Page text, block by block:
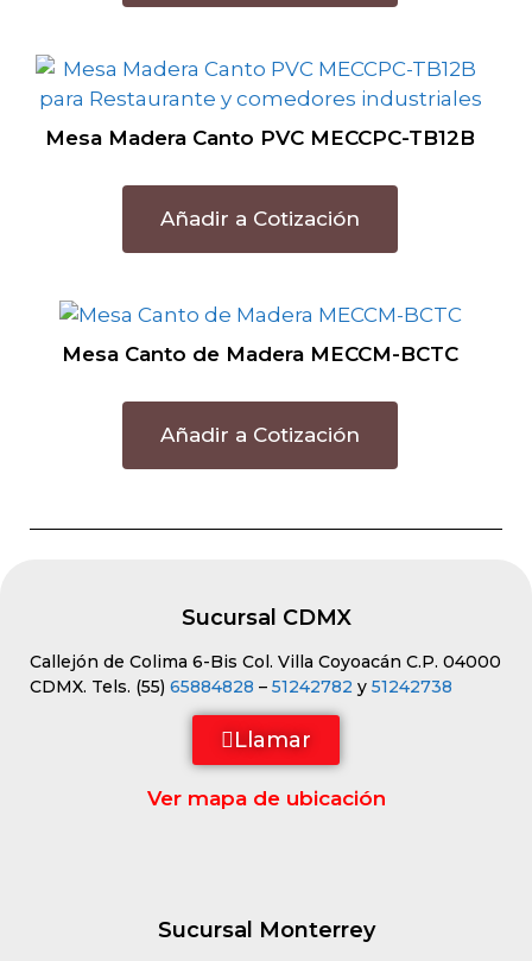
Mesa Madera Canto PVC MECCPC-TB12B
Añadir a Cotización
Mesa Canto de Madera MECCM-BCTC
Añadir a Cotización
Sucursal CDMX
Callejón de Colima 6-Bis Col. Villa Coyoacán C.P. 04000
CDMX. Tels. (55) 65884828 – 51242782 y 51242738
Llamar
Ver mapa de ubicación
Sucursal Monterrey